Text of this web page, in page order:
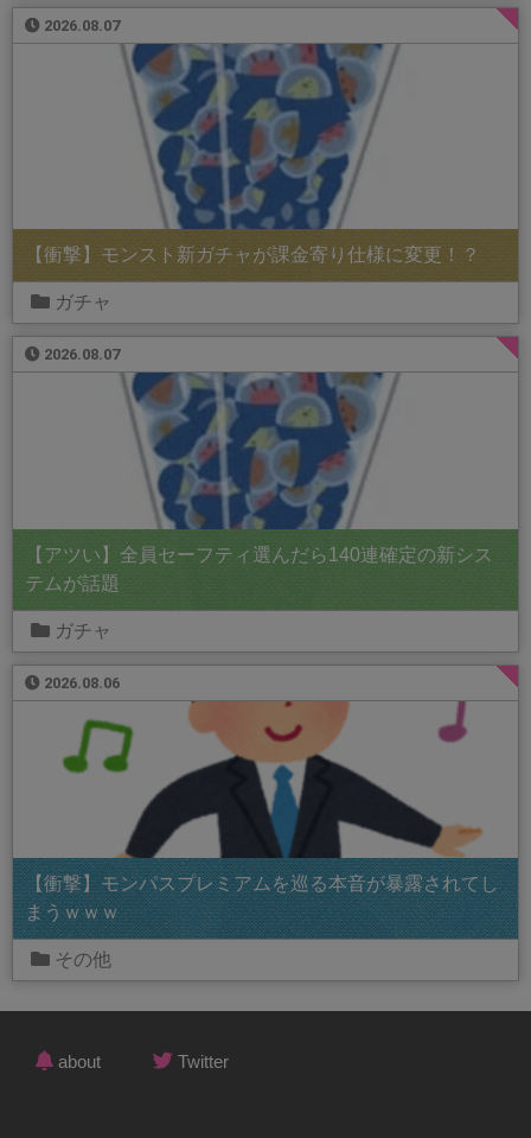
2026.08.07
【衝撃】モンスト新ガチャが課金寄り仕様に変更！？
ガチャ
2026.08.07
【アツい】全員セーフティ選んだら140連確定の新シス
テムが話題
ガチャ
2026.08.06
【衝撃】モンパスプレミアムを巡る本音が暴露されてし
まうｗｗｗ
その他
about Twitter